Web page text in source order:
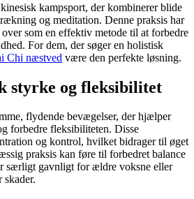
kampsport, der kombinerer blide
og meditation. Denne praksis har
som en effektiv metode til at forbedre
For dem, der søger en holistisk
Chi næstved være den perfekte løsning.
styrke og fleksibilitet
flydende bevægelser, der hjælper
forbedre fleksibiliteten. Disse
og kontrol, hvilket bidrager til øget
praksis kan føre til forbedret balance
særligt gavnligt for ældre voksne eller
skader.